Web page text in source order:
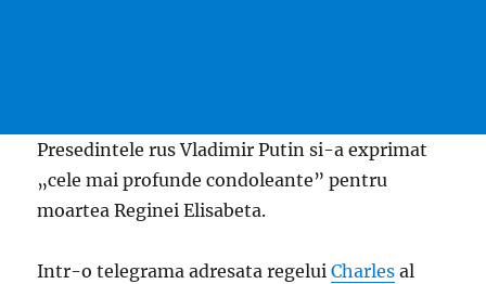
Presedintele rus Vladimir Putin si-a exprimat
„cele mai profunde condoleante” pentru
moartea Reginei Elisabeta.
Intr-o telegrama adresata regeluiCharles al